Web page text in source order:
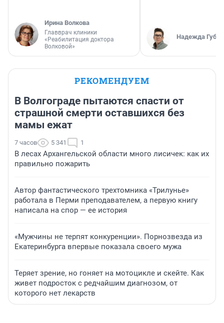
Ирина Волкова
Главврач клиники
«Реабилитация доктора
Волковой»
Надежда
РЕКОМЕНДУЕМ
В Волгограде пытаются спасти от
страшной смерти оставшихся без
мамы ежат
7 часов 5 341 1
В лесах Архангельской области много лисичек: как их
правильно пожарить
Автор фантастического трехтомника «Трилунье»
работала в Перми преподавателем, а первую книгу
написала на спор — ее история
«Мужчины не терпят конкуренции». Порнозвезда из
Екатеринбурга впервые показала своего мужа
Теряет зрение, но гоняет на мотоцикле и скейте. Как
живет подросток с редчайшим диагнозом, от
которого нет лекарств